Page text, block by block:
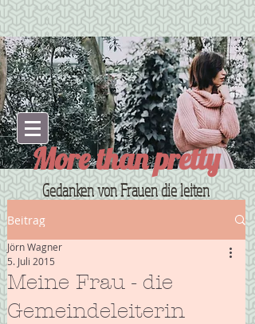
More than pretty
Gedanken von Frauen die leiten
Beitrag
Meine Frau - die
Gemeindeleiterin
Jörn Wagner
5. Juli 2015